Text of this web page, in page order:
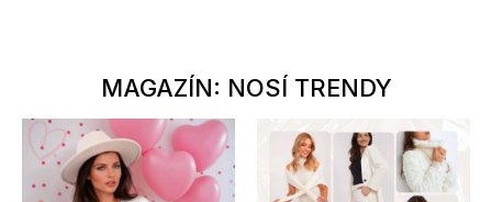
MAGAZÍN: NOSÍ TRENDY